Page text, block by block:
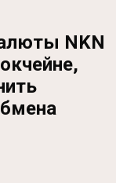
NKN